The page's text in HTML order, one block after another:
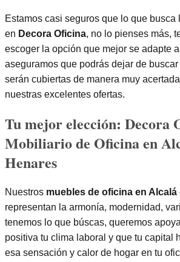
Estamos casi seguros que lo que busca
en Decora Oficina, no lo pienses más,
escoger la opción que mejor se adapte
aseguramos que podrás dejar de
serán cubiertas de manera muy
nuestras excelentes ofertas.
Tu mejor elección: Decora
Mobiliario de Oficina en
Henares
Nuestros muebles de oficina en Alcalá
representan la armonía, modernidad,
tenemos lo que búscas, queremos
positiva tu clima laboral y que tu capital
esa sensación y calor de hogar en tu